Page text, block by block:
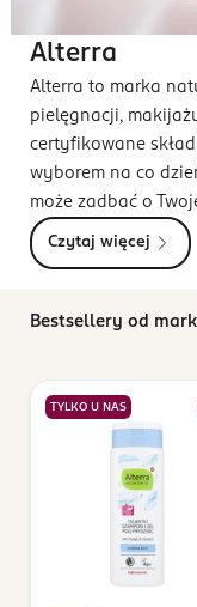
Alterra
Alterra to marka
pielęgnacji,
certyfikowane
wyborem na co
może zadbać o
Czytaj więcej
Bestsellery od
TYLKO U NAS